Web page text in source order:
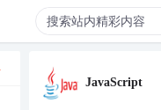
JavaScript